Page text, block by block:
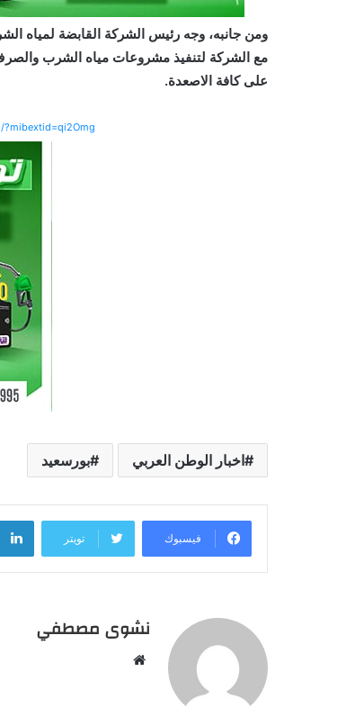
ومن جانبه، وجه رئيس الشركة القابضة لمياه
مع الشركة لتنفيذ مشروعات مياه الشرب
على كافة الاصعدة.
?mibextid=qi2Omg
اخبار الوطن العربي بورسعيد
فيسبوك تويتر
نشوى مصطفي